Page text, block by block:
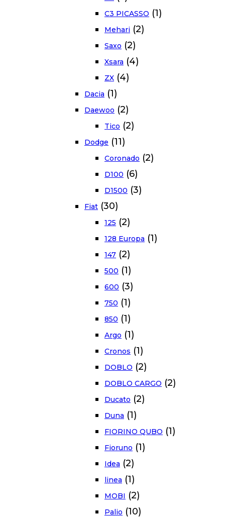
C3 PICASSO (1)
Mehari (2)
Saxo (2)
Xsara (4)
ZX (4)
Dacia (1)
Daewoo (2)
Tico (2)
Dodge (11)
Coronado (2)
D100 (6)
D1500 (3)
Fiat (30)
125 (2)
128 Europa (1)
147 (2)
500 (1)
600 (3)
750 (1)
850 (1)
Argo (1)
Cronos (1)
DOBLO (2)
DOBLO CARGO (2)
Ducato (2)
Duna (1)
FIORINO QUBO (1)
Fioruno (1)
Idea (2)
linea (1)
MOBI (2)
Palio (10)